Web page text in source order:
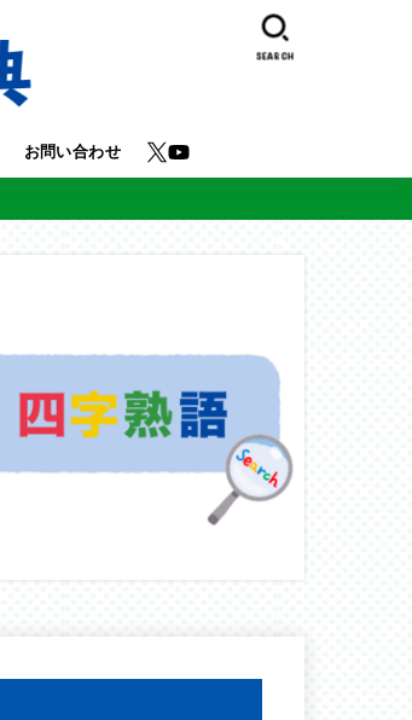
お問い合わせ
SEARCH